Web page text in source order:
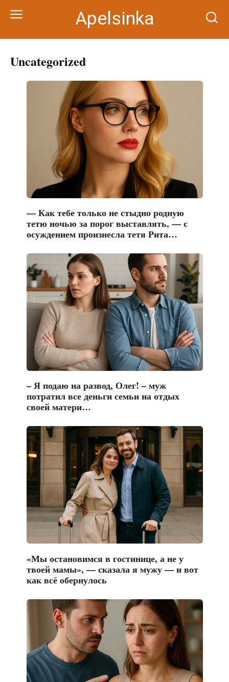
Apelsinka
Uncategorized
— Как тебе только не стыдно родную
тетю ночью за порог выставлять, — с
осуждением произнесла тетя Рита…
– Я подаю на развод, Олег! – муж
потратил все деньги семьи на отдых
своей матери…
«Мы остановимся в гостинице, а не у
твоей мамы», — сказала я мужу — и вот
как всё обернулось